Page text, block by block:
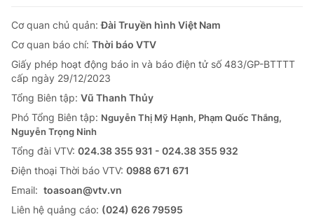
Cơ quan chủ quản:Đài Truyền hình Việt Nam
Cơ quan báo chí: Thời báo VTV
Giấy phép hoạt động báo in và báo điện tử số 483/GP-BTTTT
cấp ngày 29/12/2023
Tổng Biên tập: Vũ Thanh Thủy
Phó Tổng Biên tập: Nguyễn Thị Mỹ Hạnh, Phạm Quốc Thắng,
Nguyễn Trọng Ninh
Tổng đài VTV: 024.38 355 931 - 024.38 355 932
Ðiện thoại Thời báo VTV: 0988 671 671
Email: toasoan@vtv.vn
Liên hệ quảng cáo: (024) 626 79595